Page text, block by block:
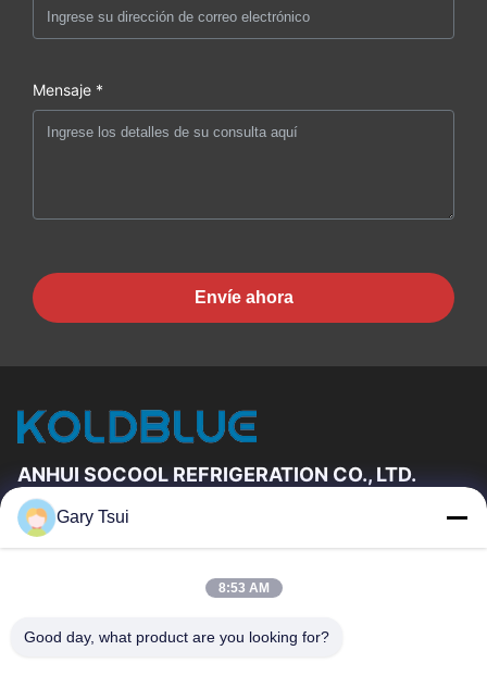
Mensaje *
Envíe ahora
ANHUI SOCOOL REFRIGERATION CO., LTD.
Vínculos Rápidos
Sobre Nosotros
Viaje De La Fábrica
Control De Calidad
Gary Tsui
8:53 AM
Good day, what product are you looking for?